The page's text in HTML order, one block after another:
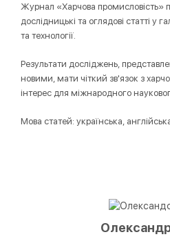
Журнал «Харчова промисловість»
дослідницькі та оглядові статті у
та технології.
Результати досліджень,
новими, мати чіткий зв'язок з
інтерес для міжнародного
Мова статей: українська,